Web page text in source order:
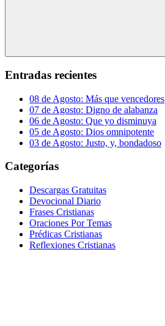
Buscar
Entradas recientes
08 de Agosto: Más que vencedores
07 de Agosto: Digno de alabanza
06 de Agosto: Que yo disminuya
05 de Agosto: Dios omnipotente
03 de Agosto: Justo, y, bondadoso
Categorías
Descargas Gratuitas
Devocional Diario
Frases Cristianas
Oraciones Por Temas
Prédicas Cristianas
Reflexiones Cristianas